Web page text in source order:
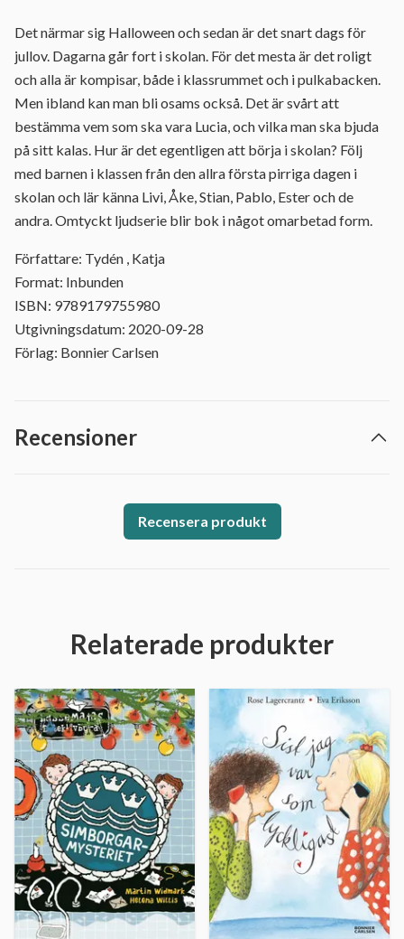
Det närmar sig Halloween och sedan är det snart dags för
jullov. Dagarna går fort i skolan. För det mesta är det roligt
och alla är kompisar, både i klassrummet och i pulkabacken.
Men ibland kan man bli osams också. Det är svårt att
bestämma vem som ska vara Lucia, och vilka man ska bjuda
på sitt kalas. Hur är det egentligen att börja i skolan? Följ
med barnen i klassen från den allra första pirriga dagen i
skolan och lär känna Livi, Åke, Stian, Pablo, Ester och de
andra. Omtyckt ljudserie blir bok i något omarbetad form.
Författare: Tydén , Katja
Format: Inbunden
ISBN: 9789179755980
Utgivningsdatum: 2020-09-28
Förlag: Bonnier Carlsen
Recensioner
Recensera produkt
Relaterade produkter